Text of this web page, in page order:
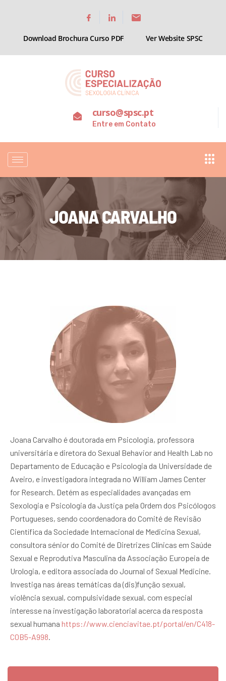
Download Brochura Curso PDF Ver Website SPSC
curso@spsc.pt
Entre em Contato
JOANA CARVALHO
Joana Carvalho é doutorada em Psicologia, professora
universitária e diretora do Sexual Behavior and Health Lab no
Departamento de Educação e Psicologia da Universidade de
Aveiro, e investigadora integrada no William James Center
for Research. Detém as especialidades avançadas em
Sexologia e Psicologia da Justiça pela Ordem dos Psicólogos
Portugueses, sendo coordenadora do Comité de Revisão
Científica da Sociedade Internacional de Medicina Sexual,
consultora sénior do Comité de Diretrizes Clínicas em Saúde
Sexual e Reprodutiva Masculina da Associação Europeia de
Urologia, e editora associada do Journal of Sexual Medicine.
Investiga nas áreas temáticas da (dis)função sexual,
violência sexual, compulsividade sexual, com especial
interesse na investigação laboratorial acerca da resposta
sexual humana https://www.cienciavitae.pt/portal/en/C418-
C0B5-A998.